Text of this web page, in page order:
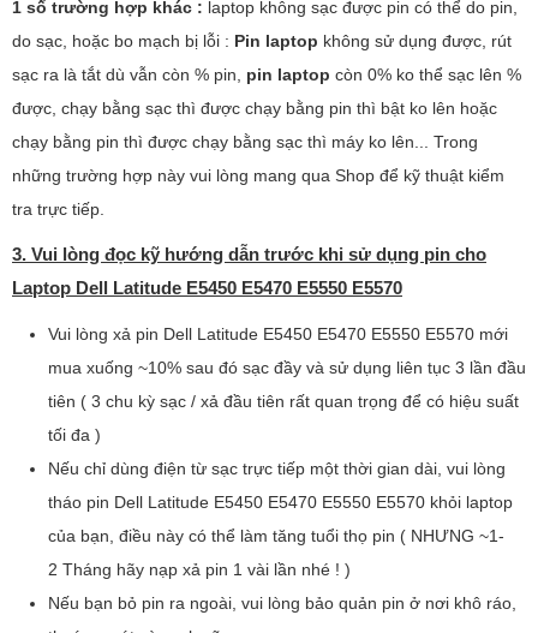
1 số trường hợp khác : laptop không sạc được pin có thể do pin,
do sạc, hoặc bo mạch bị lỗi : Pin laptop không sử dụng được, rút
sạc ra là tắt dù vẫn còn % pin, pin laptop còn 0% ko thể sạc lên %
được, chạy bằng sạc thì được chạy bằng pin thì bật ko lên hoặc
chạy bằng pin thì được chạy bằng sạc thì máy ko lên... Trong
những trường hợp này vui lòng mang qua Shop để kỹ thuật kiểm
tra trực tiếp.
3. Vui lòng đọc kỹ hướng dẫn trước khi sử dụng pin cho
Laptop Dell Latitude E5450 E5470 E5550 E5570
Vui lòng xả pin Dell Latitude E5450 E5470 E5550 E5570 mới
mua xuống ~10% sau đó sạc đầy và sử dụng liên tục 3 lần đầu
tiên ( 3 chu kỳ sạc / xả đầu tiên rất quan trọng để có hiệu suất
tối đa )
Nếu chỉ dùng điện từ sạc trực tiếp một thời gian dài, vui lòng
tháo pin Dell Latitude E5450 E5470 E5550 E5570 khỏi laptop
của bạn, điều này có thể làm tăng tuổi thọ pin ( NHƯNG ~1-
2 Tháng hãy nạp xả pin 1 vài lần nhé ! )
Nếu bạn bỏ pin ra ngoài, vui lòng bảo quản pin ở nơi khô ráo,